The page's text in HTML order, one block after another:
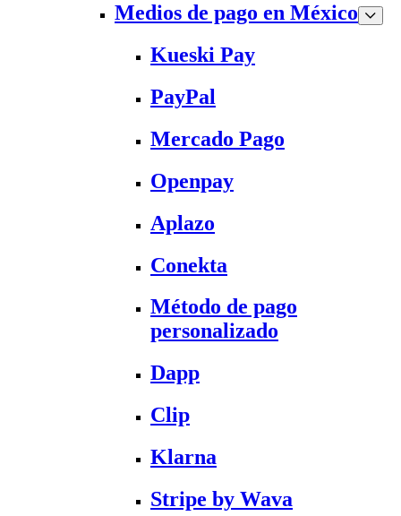
Medios de pago en México
Kueski Pay
PayPal
Mercado Pago
Openpay
Aplazo
Conekta
Método de pago
personalizado
Dapp
Clip
Klarna
Stripe by Wava